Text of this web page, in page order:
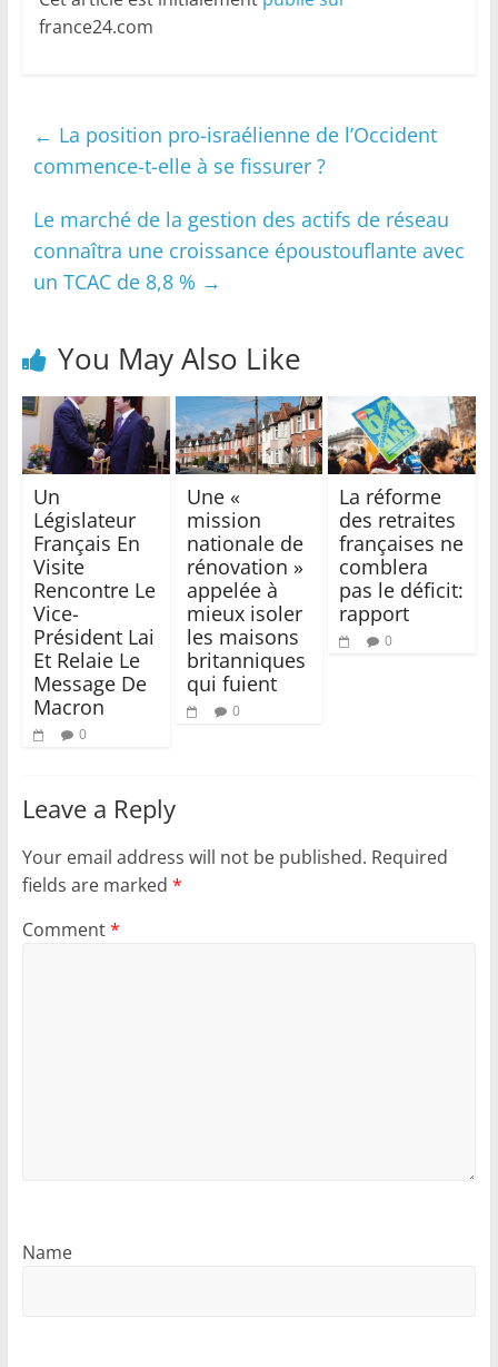
france24.com
← La position pro-israélienne de l’Occident
commence-t-elle à se fissurer ?
Le marché de la gestion des actifs de réseau
connaîtra une croissance époustouflante avec
un TCAC de 8,8 % →
You May Also Like
Un
Législateur
Français En
Visite
Rencontre Le
Vice-
Président Lai
Et Relaie Le
Message De
Macron
0
Une «
mission
nationale de
rénovation »
appelée à
mieux isoler
les maisons
britanniques
qui fuient
0
La réforme
des retraites
françaises ne
comblera
pas le déficit:
rapport
0
Leave a Reply
Your email address will not be published. Required
fields are marked *
Comment*
Name